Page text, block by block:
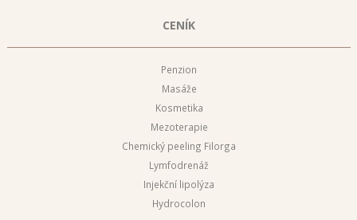
CENÍK
Penzion
Masáže
Kosmetika
Mezoterapie
Chemický peeling Filorga
Lymfodrenáž
Injekční lipolýza
Hydrocolon